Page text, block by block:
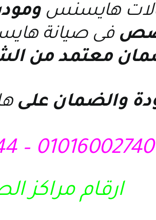
هايسنس
فىصيانة
معتمد من
والضمان على
01016002740 – 33044844
ارقام مراكز